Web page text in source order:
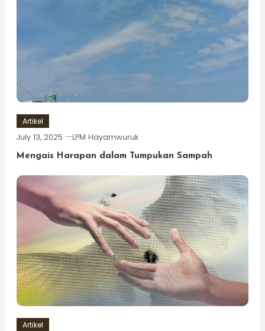
Artikel
July 13, 2025 LPM Hayamwuruk
Mengais Harapan dalam Tumpukan Sampah
Artikel